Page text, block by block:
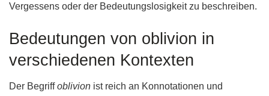
Vergessens oder der Bedeutungslosigkeit zu beschreiben.
Bedeutungen von oblivion in
verschiedenen Kontexten
Der Begriffoblivion ist reich an Konnotationen und